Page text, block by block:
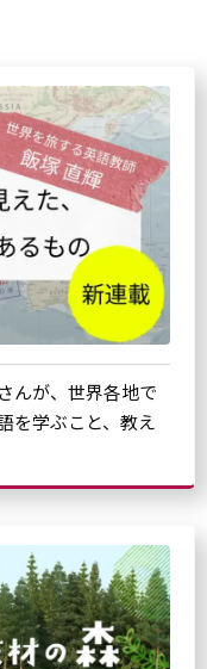
んが、世界各地で
を学ぶこと、教え